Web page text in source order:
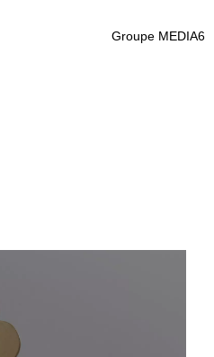
Groupe MEDIA6